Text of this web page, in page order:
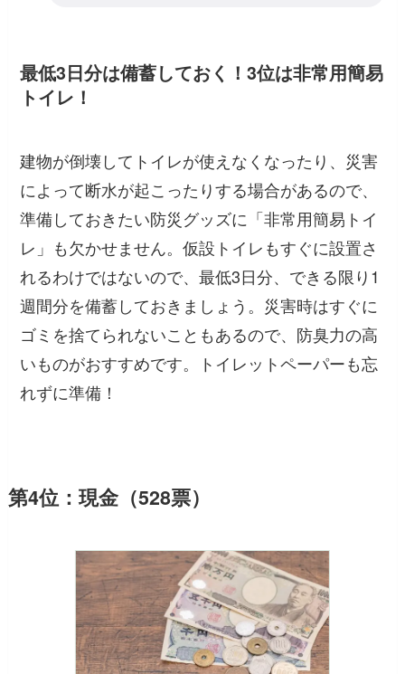
最低3日分は備蓄しておく！3位は非常用簡易
トイレ！
建物が倒壊してトイレが使えなくなったり、災害
によって断水が起こったりする場合があるので、
準備しておきたい防災グッズに「非常用簡易トイ
レ」も欠かせません。仮設トイレもすぐに設置さ
れるわけではないので、最低3日分、できる限り1
週間分を備蓄しておきましょう。災害時はすぐに
ゴミを捨てられないこともあるので、防臭力の高
いものがおすすめです。トイレットペーパーも忘
れずに準備！
第4位：現金（528票）